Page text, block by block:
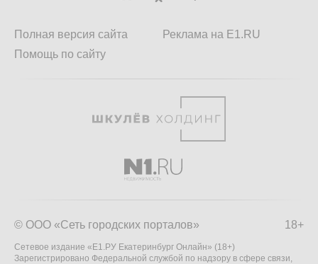
Полная версия сайта
Помощь по сайту
Реклама на E1.RU
18+
© ООО «Сеть городских порталов»
Сетевое издание «Е1.РУ Екатеринбург Онлайн» (18+)
Зарегистрировано Федеральной службой по надзору в сфере связи,